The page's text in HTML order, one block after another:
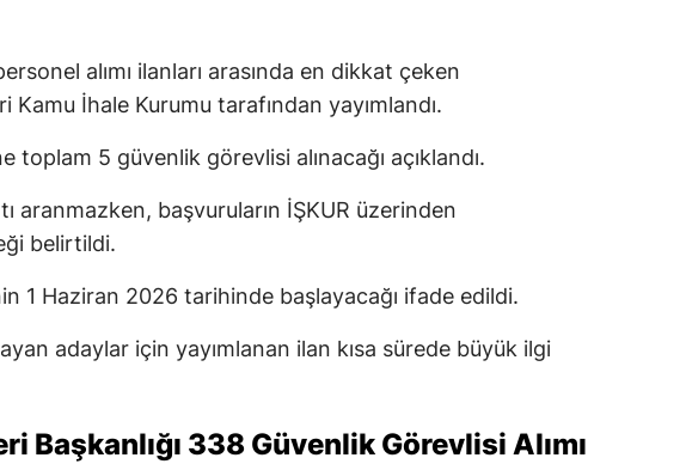
alımı ilanları arasında en dikkat çeken
Kamu İhale Kurumu tarafından yayımlandı.
toplam 5 güvenlik görevlisi alınacağı açıklandı.
aranmazken, başvuruların İŞKUR üzerinden
belirtildi.
1 Haziran 2026 tarihinde başlayacağı ifade edildi.
adaylar için yayımlanan ilan kısa sürede büyük ilgi
Başkanlığı 338 Güvenlik Görevlisi Alımı